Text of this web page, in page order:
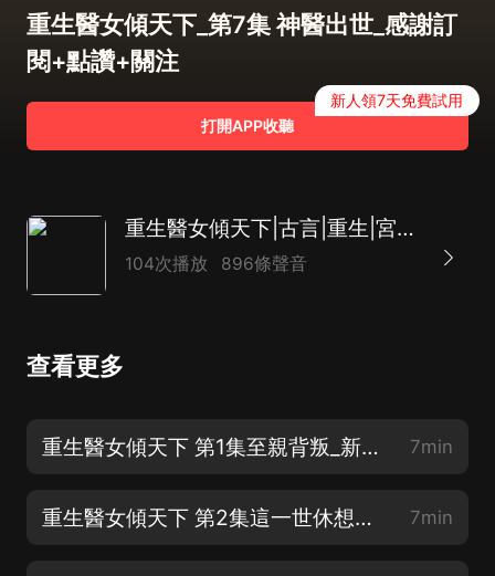
重生醫女傾天下_第7集 神醫出世_感謝訂
閱+點讚+關注
打開APP收聽
新人領7天免費試用
重生醫女傾天下|古言|重生|宮鬥|權謀|大女主|AI多播
104次播放 896條聲音
查看更多
重生醫女傾天下 第1集至親背叛_新書上架盼關注點讚評論 7min
重生醫女傾天下 第2集這一世休想再欺我_新書上架盼關注點讚評論 7min